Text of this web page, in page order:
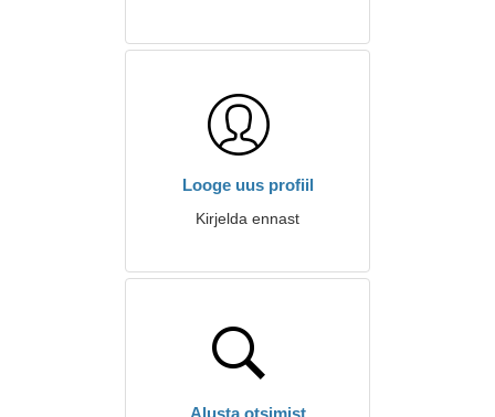
Looge uus profiil
Kirjelda ennast
Alusta otsimist